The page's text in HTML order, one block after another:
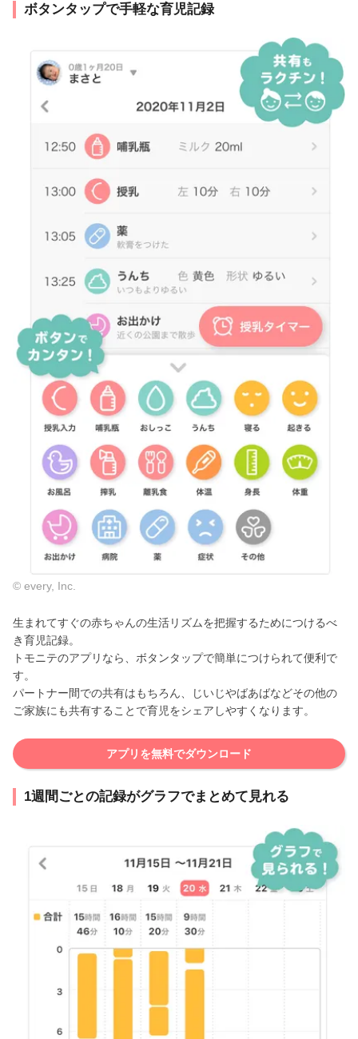
ボタンタップで手軽な育児記録
© every, Inc.
生まれてすぐの赤ちゃんの生活リズムを把握するためにつけるべ
き育児記録。
トモニテのアプリなら、ボタンタップで簡単につけられて便利で
す。
パートナー間での共有はもちろん、じいじやばあばなどその他の
ご家族にも共有することで育児をシェアしやすくなります。
アプリを無料でダウンロード
1週間ごとの記録がグラフでまとめて見れる